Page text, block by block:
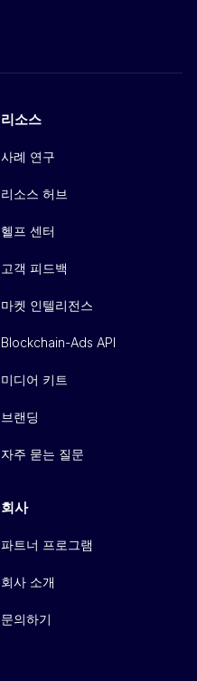
리소스
사례 연구
리소스 허브
헬프 센터
고객 피드백
마켓 인텔리전스
Blockchain-Ads API
미디어 키트
브랜딩
자주 묻는 질문
회사
파트너 프로그램
회사 소개
문의하기